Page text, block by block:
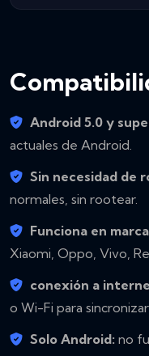
Android 5.0 y
actuales de Android.
Sin necesidad de
normales, sin rootear.
Funciona en
Xiaomi, Oppo, Vivo,
conexión a
o Wi-Fi para
Solo Android: no